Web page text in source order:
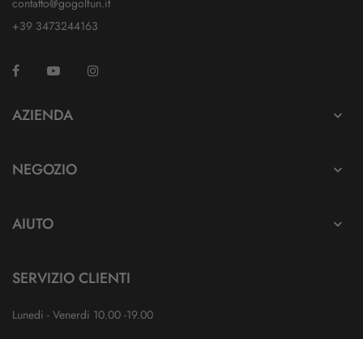
+39 3473244163
Facebook YouTube
AZIENDA 
NEGOZIO 
AIUTO 
SERVIZIO CLIENTI
Lunedi - Venerdi 10.00 -19.00